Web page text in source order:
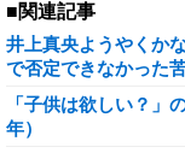
■関連記事
井上真央ようやくか
で否定できなかった
「子供は欲しい？」
年）